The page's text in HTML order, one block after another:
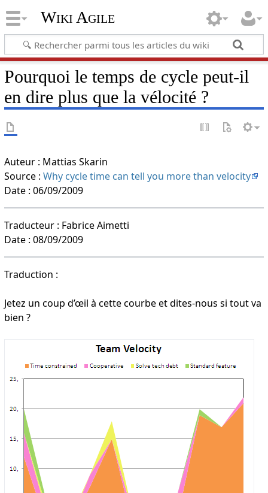
Wiki Agile
Pourquoi le temps de cycle peut-il
en dire plus que la vélocité ?
Auteur : Mattias Skarin
Source : Why cycle time can tell you more than velocity
Date : 06/09/2009
Traducteur : Fabrice Aimetti
Date : 08/09/2009
Traduction :
Jetez un coup d’œil à cette courbe et dites-nous si tout va
bien ?